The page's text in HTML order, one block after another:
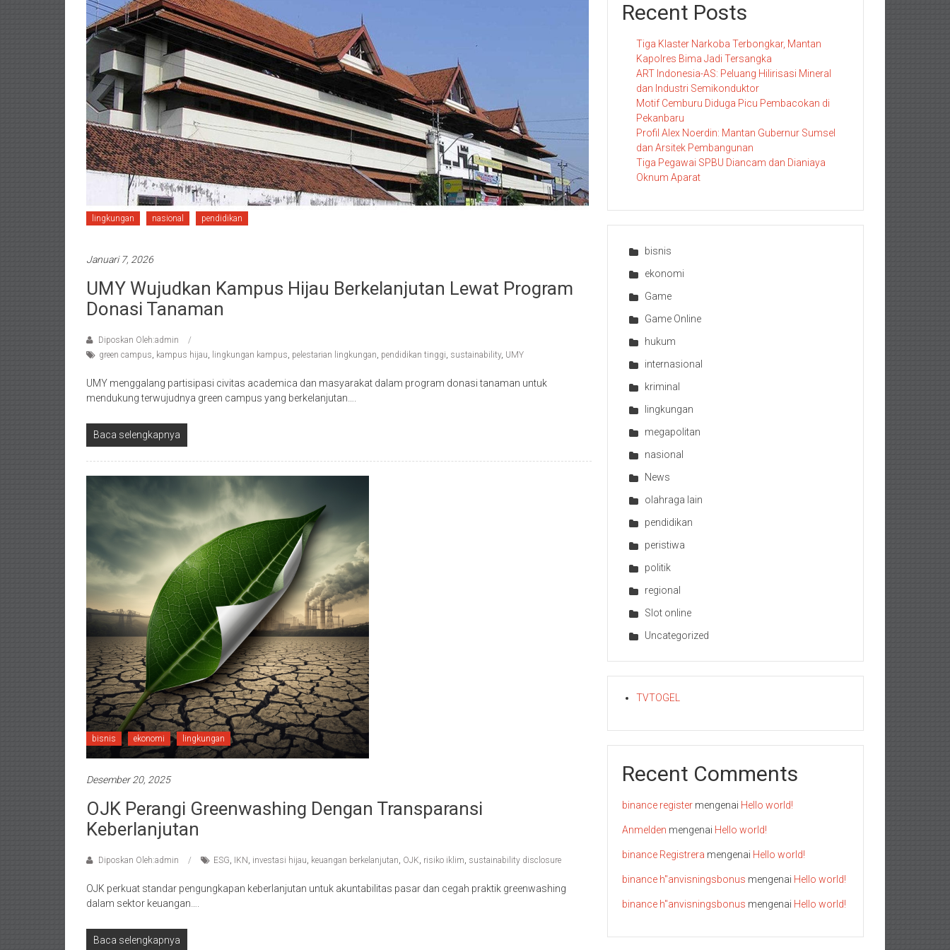
lingkungan nasional pendidikan
Januari 7, 2026
UMY Wujudkan Kampus Hijau Berkelanjutan Lewat Program
Donasi Tanaman
Diposkan Oleh:admin
green campus, kampus hijau, lingkungan kampus, pelestarian lingkungan, pendidikan tinggi, sustainability, UMY
UMY menggalang partisipasi civitas academica dan masyarakat dalam program donasi tanaman untuk
mendukung terwujudnya green campus yang berkelanjutan….
Baca selengkapnya
bisnis ekonomi lingkungan
Desember 20, 2025
OJK Perangi Greenwashing Dengan Transparansi
Keberlanjutan
Diposkan Oleh:admin ESG, IKN , investasi hijau, keuangan berkelanjutan, OJK, risiko iklim, sustainability disclosure
OJK perkuat standar pengungkapan keberlanjutan untuk akuntabilitas pasar dan cegah praktik greenwashing
dalam sektor keuangan….
Baca selengkapnya
Recent Posts
Tiga Klaster Narkoba Terbongkar, Mantan
Kapolres Bima Jadi Tersangka
ART Indonesia-AS: Peluang Hilirisasi Mineral
dan Industri Semikonduktor
Motif Cemburu Diduga Picu Pembacokan di
Pekanbaru
Profil Alex Noerdin: Mantan Gubernur Sumsel
dan Arsitek Pembangunan
Tiga Pegawai SPBU Diancam dan Dianiaya
Oknum Aparat
bisnis
ekonomi
Game
Game Online
hukum
internasional
kriminal
lingkungan
megapolitan
nasional
News
olahraga lain
pendidikan
peristiwa
politik
regional
Slot online
Uncategorized
TVTOGEL
Recent Comments
binance register mengenai Hello world!
Anmelden mengenai Hello world!
binance Registrera mengenai Hello world!
binance h"anvisningsbonus mengenai Hello world!
binance h"anvisningsbonus mengenai Hello world!